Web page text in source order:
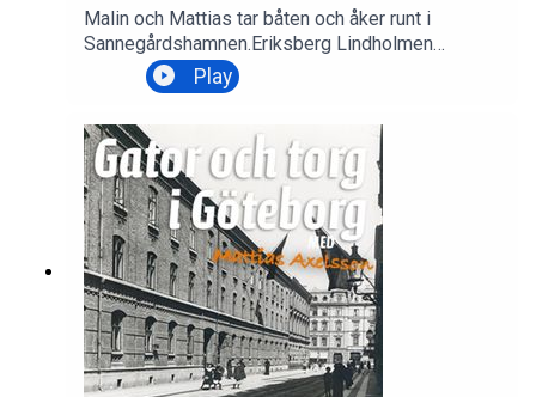
Malin och Mattias tar båten och åker runt i
Sannegårdshamnen.Eriksberg Lindholmen
Götaverken Lundby Göteborgsleran - hotet från
underjorden som orsakar skred, gör alla byggen
dyra och som finns i vår dna | Göteborgs-Posten
Play